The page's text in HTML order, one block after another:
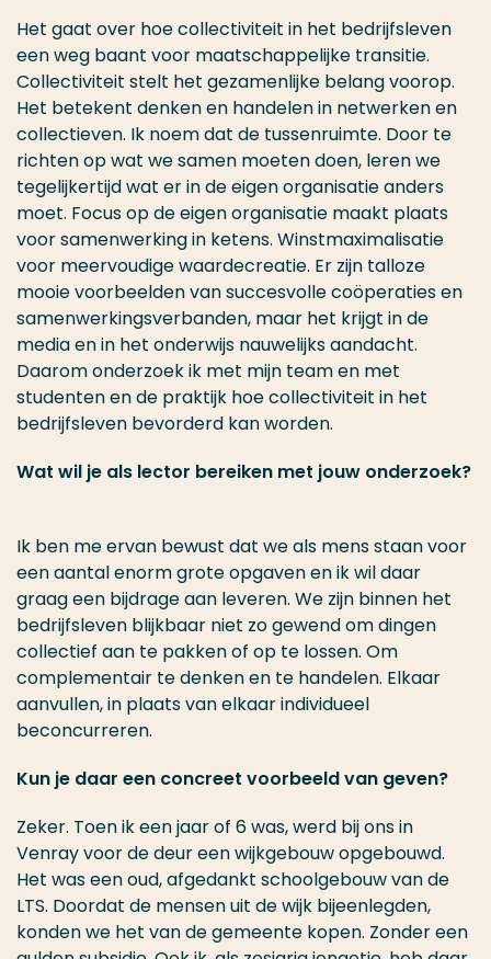
Het gaat over hoe collectiviteit in het bedrijfsleven
een weg baant voor maatschappelijke transitie.
Collectiviteit stelt het gezamenlijke belang voorop.
Het betekent denken en handelen in netwerken en
collectieven. Ik noem dat de tussenruimte. Door te
richten op wat we samen moeten doen, leren we
tegelijkertijd wat er in de eigen organisatie anders
moet. Focus op de eigen organisatie maakt plaats
voor samenwerking in ketens. Winstmaximalisatie
voor meervoudige waardecreatie. Er zijn talloze
mooie voorbeelden van succesvolle coöperaties en
samenwerkingsverbanden, maar het krijgt in de
media en in het onderwijs nauwelijks aandacht.
Daarom onderzoek ik met mijn team en met
studenten en de praktijk hoe collectiviteit in het
bedrijfsleven bevorderd kan worden.
Wat wil je als lector bereiken met jouw onderzoek?
Ik ben me ervan bewust dat we als mens staan voor
een aantal enorm grote opgaven en ik wil daar
graag een bijdrage aan leveren. We zijn binnen het
bedrijfsleven blijkbaar niet zo gewend om dingen
collectief aan te pakken of op te lossen. Om
complementair te denken en te handelen. Elkaar
aanvullen, in plaats van elkaar individueel
beconcurreren.
Kun je daar een concreet voorbeeld van geven?
Zeker. Toen ik een jaar of 6 was, werd bij ons in
Venray voor de deur een wijkgebouw opgebouwd.
Het was een oud, afgedankt schoolgebouw van de
LTS. Doordat de mensen uit de wijk bijeenlegden,
konden we het van de gemeente kopen. Zonder een